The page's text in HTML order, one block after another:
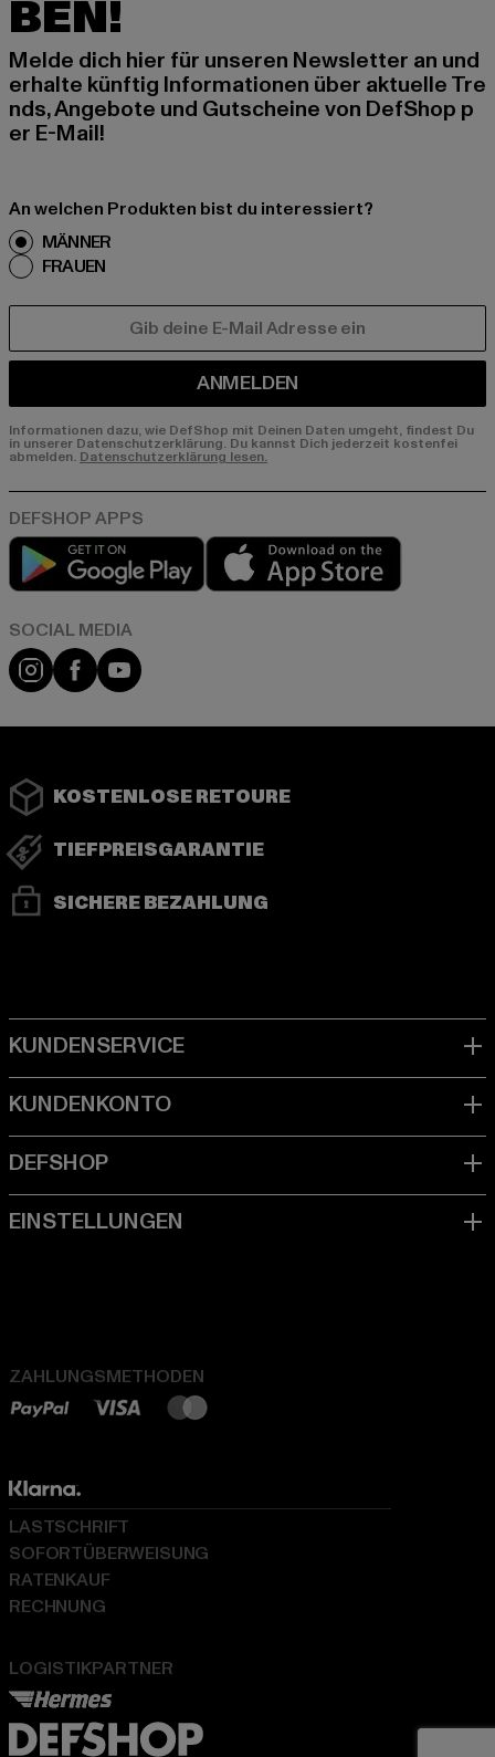
BEN!
Melde dich hier für unseren Newsletter an und
erhalte künftig Informationen über aktuelle Tre
nds, Angebote und Gutscheine von DefShop p
er E-Mail!
An welchen Produkten bist du interessiert?
MÄNNER
FRAUEN
ANMELDEN
Informationen dazu, wie DefShop mit Deinen Daten umgeht, findest Du
in unserer Datenschutzerklärung. Du kannst Dich jederzeit kostenfei
abmelden. Datenschutzerklärung lesen.
Play market
Instagram
FacebookYouTube
KOSTENLOSE RETOURE
TIEFPREISGARANTIE
SICHERE BEZAHLUNG
ZAHLUNGSMETHODEN
LOGISTIKPARTNER
LASTSCHRIFT
SOFORTÜBERWEISUNG
RATENKAUF
RECHNUNG